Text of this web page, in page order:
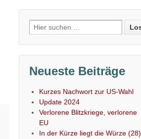
Suche
nach:
Neueste Beiträge
Kurzes Nachwort zur US-Wahl
Update 2024
Verlorene Blitzkriege, verlorene
EU
In der Kürze liegt die Würze (28)